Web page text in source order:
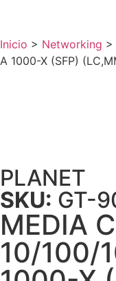
Inicio > Networking >
A 1000-X (SFP)
PLANET
SKU: GT-
MEDIA
10/100/